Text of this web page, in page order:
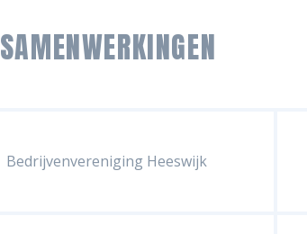
SAMENWERKINGEN
Bedrijvenvereniging Heeswijk